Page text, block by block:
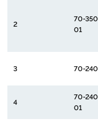
2
70-
01
3 70-
4
70-
01